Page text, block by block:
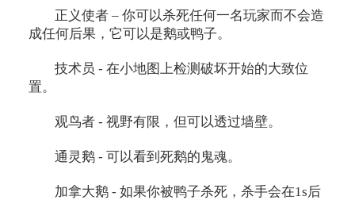
正义使者 – 你可以杀死任何一名玩家而不会造
成任何后果，它可以是鹅或鸭子。
技术员 - 在小地图上检测破坏开始的大致位
置。
观鸟者 - 视野有限，但可以透过墙壁。
通灵鹅 - 可以看到死鹅的鬼魂。
加拿大鹅 - 如果你被鸭子杀死，杀手会在1s后